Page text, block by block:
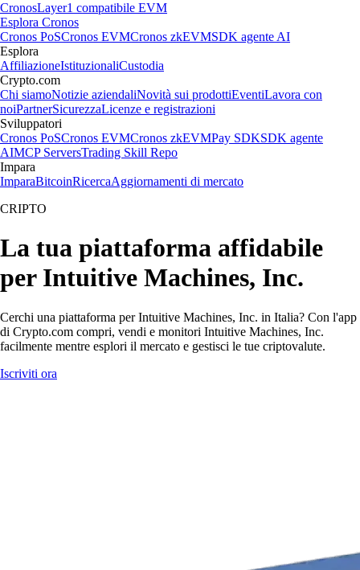
CronosLayer1 compatibile EVM
Esplora Cronos
Cronos PoSCronos EVMCronos zkEVMSDK agente AI
Esplora
AffiliazioneIstituzionaliCustodia
Crypto.com
Chi siamoNotizie aziendaliNovità sui prodottiEventiLavora con
noiPartnerSicurezzaLicenze e registrazioni
Sviluppatori
Cronos PoSCronos EVMCronos zkEVMPay SDKSDK agente
AIMCP ServersTrading Skill Repo
Impara
ImparaBitcoinRicercaAggiornamenti di mercato
CRIPTO
La tua piattaforma affidabile
per Intuitive Machines, Inc.
Cerchi una piattaforma per Intuitive Machines, Inc. in Italia? Con l'app
di Crypto.com compri, vendi e monitori Intuitive Machines, Inc.
facilmente mentre esplori il mercato e gestisci le tue criptovalute.
Iscriviti ora